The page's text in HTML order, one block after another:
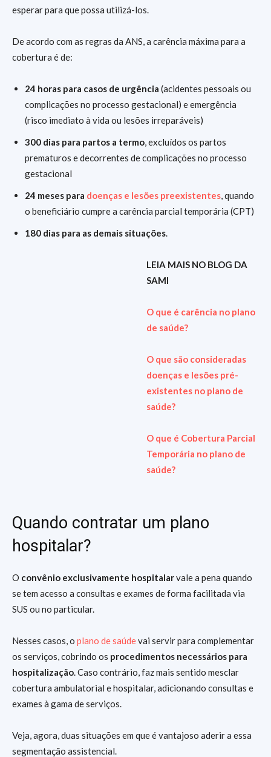
esperar para que possa utilizá-los.
De acordo com as regras da ANS, a carência máxima para a
cobertura é de:
24 horas para casos de urgência (acidentes pessoais ou
complicações no processo gestacional) e emergência
(risco imediato à vida ou lesões irreparáveis)
300 dias para partos a termo , excluídos os partos
prematuros e decorrentes de complicações no processo
gestacional
24 meses para doenças e lesões preexistentes , quando
o beneficiário cumpre a carência parcial temporária (CPT)
180 dias para as demais situações
LEIA MAIS NO BLOG DA
SAMI
O que é carência no plano
de saúde?
O que são consideradas
doenças e lesões pré-
existentes no plano de
saúde?
O que é Cobertura Parcial
Temporária no plano de
saúde?
Quando contratar um plano
hospitalar?
O convênio exclusivamente hospitalarvale a pena quando
se tem acesso a consultas e exames de forma facilitada via
SUS ou no particular.
Nesses casos, o plano de saúdevai servir para complementar
os serviços, cobrindo os procedimentos necessários para
hospitalização . Caso contrário, faz mais sentido mesclar
cobertura ambulatorial e hospitalar, adicionando consultas e
exames à gama de serviços.
Veja, agora, duas situações em que é vantajoso aderir a essa
segmentação assistencial.